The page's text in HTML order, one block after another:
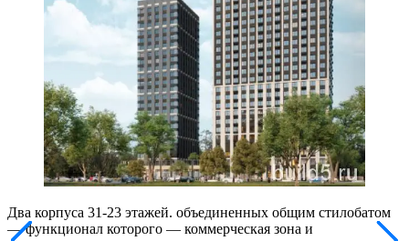
Два корпуса 31-23 этажей. объединенных общим стилобатом
— функционал которого — коммерческая зона и